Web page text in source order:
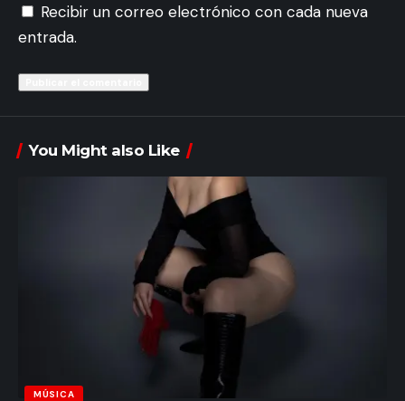
Recibir un correo electrónico con cada nueva
entrada.
You Might also Like
MÚSICA